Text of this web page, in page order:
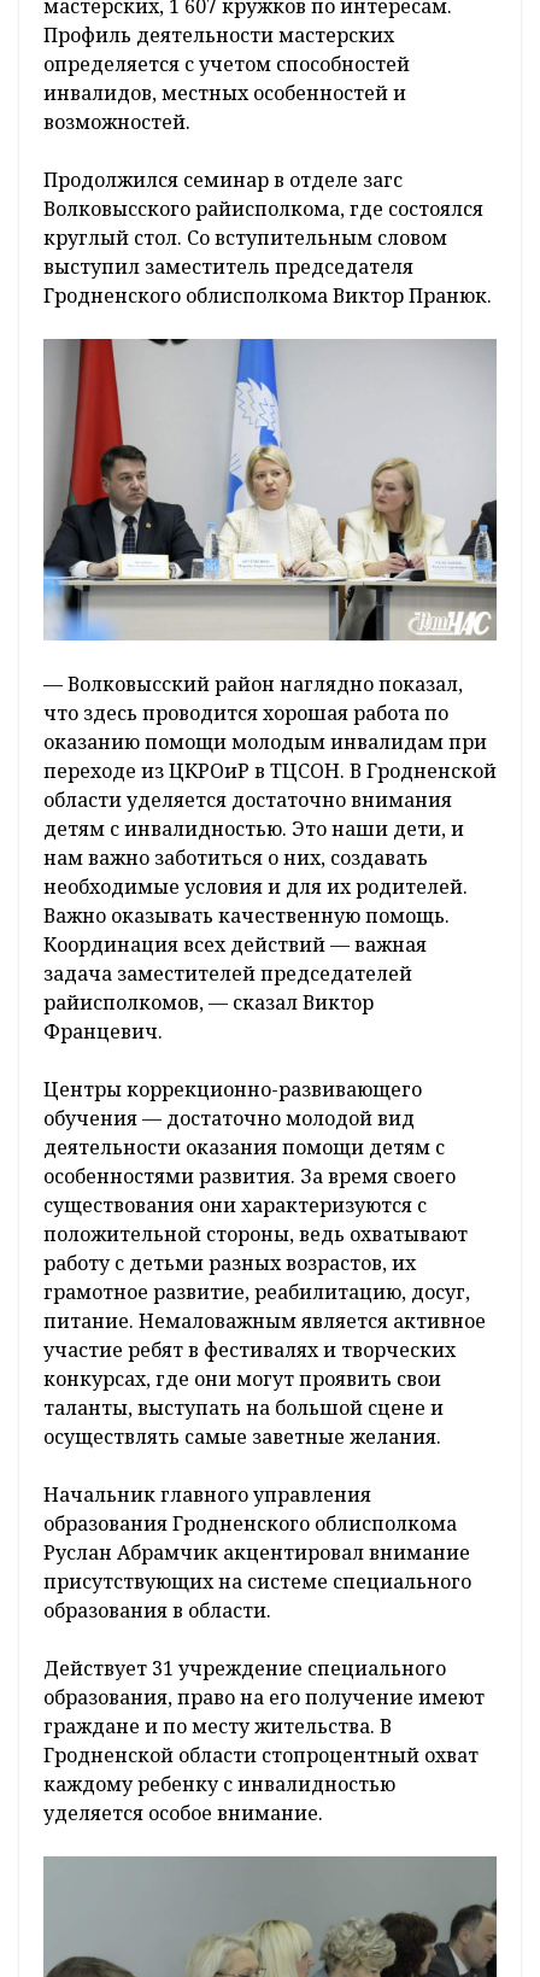
мастерских, 1 607 кружков по интересам.
Профиль деятельности мастерских
определяется с учетом способностей
инвалидов, местных особенностей и
возможностей.
Продолжился семинар в отделе загс
Волковысского райисполкома, где состоялся
круглый стол. Со вступительным словом
выступил заместитель председателя
Гродненского облисполкома Виктор Пранюк.
— Волковысский район наглядно показал,
что здесь проводится хорошая работа по
оказанию помощи молодым инвалидам при
переходе из ЦКРОиР в ТЦСОН. В Гродненской
области уделяется достаточно внимания
детям с инвалидностью. Это наши дети, и
нам важно заботиться о них, создавать
необходимые условия и для их родителей.
Важно оказывать качественную помощь.
Координация всех действий — важная
задача заместителей председателей
райисполкомов, — сказал Виктор
Францевич.
Центры коррекционно-развивающего
обучения — достаточно молодой вид
деятельности оказания помощи детям с
особенностями развития. За время своего
существования они характеризуются с
положительной стороны, ведь охватывают
работу с детьми разных возрастов, их
грамотное развитие, реабилитацию, досуг,
питание. Немаловажным является активное
участие ребят в фестивалях и творческих
конкурсах, где они могут проявить свои
таланты, выступать на большой сцене и
осуществлять самые заветные желания.
Начальник главного управления
образования Гродненского облисполкома
Руслан Абрамчик акцентировал внимание
присутствующих на системе специального
образования в области.
Действует 31 учреждение специального
образования, право на его получение имеют
граждане и по месту жительства. В
Гродненской области стопроцентный охват
каждому ребенку с инвалидностью
уделяется особое внимание.